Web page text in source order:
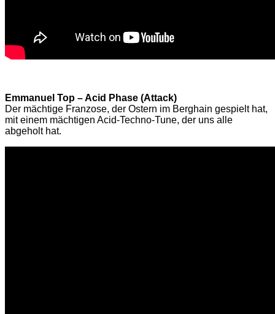
Emmanuel Top – Acid Phase (Attack)
Der mächtige Franzose, der Ostern im Berghain gespielt hat,
mit einem mächtigen Acid-Techno-Tune, der uns alle
abgeholt hat.